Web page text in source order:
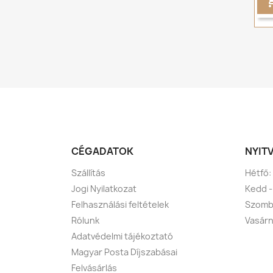
CÉGADATOK
Szállítás
Jogi Nyilatkozat
Felhasználási feltételek
Rólunk
Adatvédelmi tájékoztató
Magyar Posta Díjszabásai
Felvásárlás
Hétfő:
Kedd